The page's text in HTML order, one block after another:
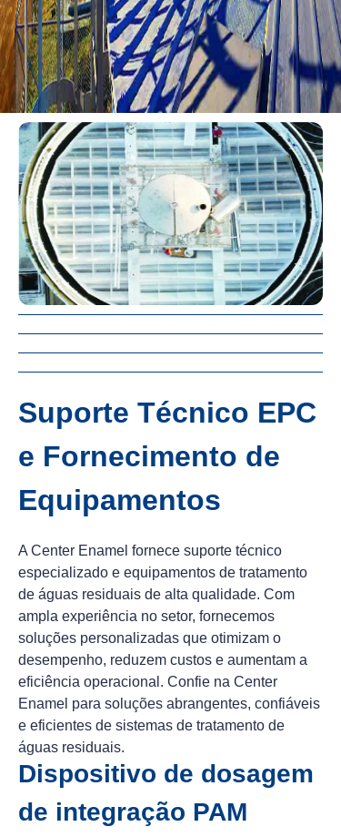
Suporte Técnico EPC
e Fornecimento de
Equipamentos
A Center Enamel fornece suporte técnico
especializado e equipamentos de tratamento
de águas residuais de alta qualidade. Com
ampla experiência no setor, fornecemos
soluções personalizadas que otimizam o
desempenho, reduzem custos e aumentam a
eficiência operacional. Confie na Center
Enamel para soluções abrangentes, confiáveis
e eficientes de sistemas de tratamento de
águas residuais.
Dispositivo de dosagem
de integração PAM